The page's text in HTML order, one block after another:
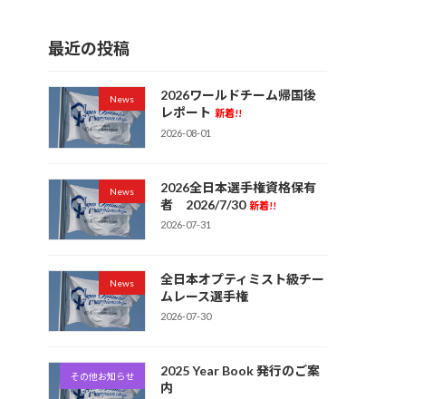
最近の投稿
News
2026ワールドチーム帰国後
レポート 新着!!
2026-08-01
News
2026全日本選手権資格保有
者 2026/7/30 新着!!
2026-07-31
News
全日本オプティミスト級チー
ムレース選手権
2026-07-30
その他お知らせ
2025 Year Book 発行のご案
内